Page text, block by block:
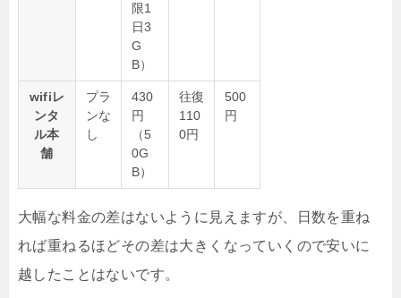
限1
日3
G
B）
wifiレ
ンタ
ル本
舗
プラ
ンな
し
430
円
（5
0G
B）
往復
110
0円
500
円
大幅な料金の差はないように見えますが、日数を重ね
れば重ねるほどその差は大きくなっていくので安いに
越したことはないです。